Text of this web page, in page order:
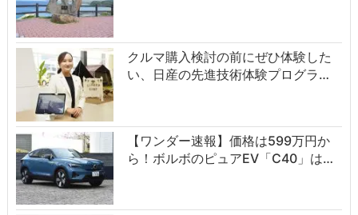
クルマ購入検討の前にぜひ体験した
い、日産の先進技術体験プログラ…
【ワンダー速報】価格は599万円か
ら！ボルボのピュアEV「C40」は…